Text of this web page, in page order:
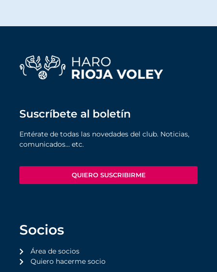
Suscríbete al boletín
Entérate de todas las novedades del club. Noticias,
comunicados… etc.
QUIERO SUSCRIBIRME
Socios
Área de socios
Quiero hacerme socio